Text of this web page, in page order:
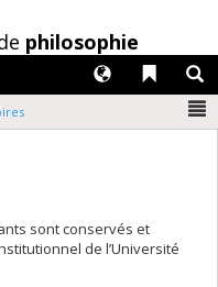
philosophie
Liens
Langues
sont conservés et
de l’Université